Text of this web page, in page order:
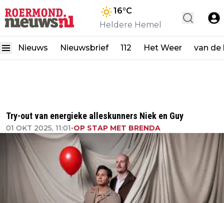
16°C
Heldere Hemel
Nieuws Nieuwsbrief 112 Het Weer van de
Try-out van energieke alleskunners Niek en Guy
01 OKT 2025, 11:01•OP STAP MET BRENDA